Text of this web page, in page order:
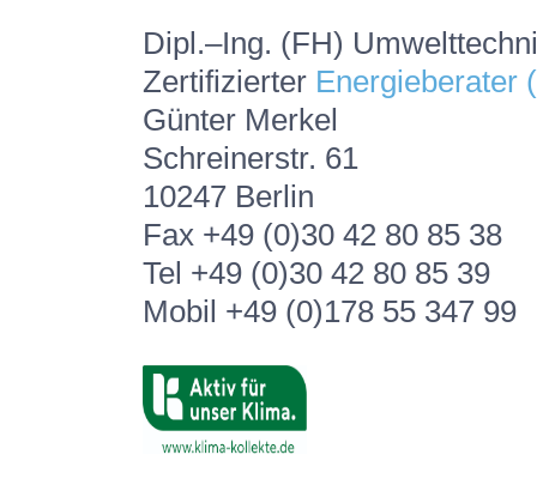
Dipl.–Ing. (FH)
Zertifizierter Energieberater
Günter Merkel
Schreinerstr. 61
10247 Berlin
Fax +49 (0)30 42 80 85 38
Tel +49 (0)30 42 80 85 39
Mobil +49 (0)178 55 347 99